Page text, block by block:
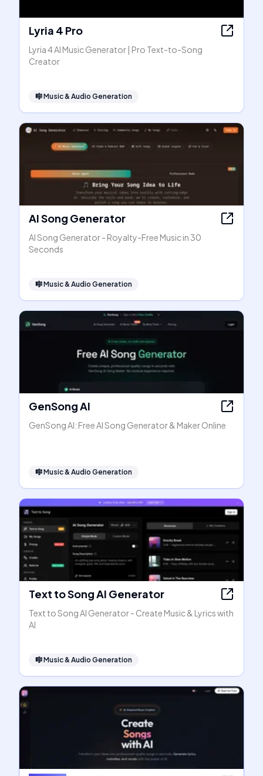
Lyria 4 Pro
Lyria 4 AI Music Generator | Pro Text-to-Song
Creator
🎼Music & Audio Generation
AI Song Generator
AI Song Generator - Royalty-Free Music in 30
Seconds
🎼Music & Audio Generation
GenSong AI
GenSong AI: Free AI Song Generator & Maker Online
🎼Music & Audio Generation
Text to Song AI Generator
Text to Song AI Generator - Create Music & Lyrics with
AI
🎼Music & Audio Generation